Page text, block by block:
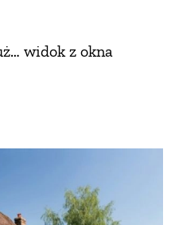
widok z okna